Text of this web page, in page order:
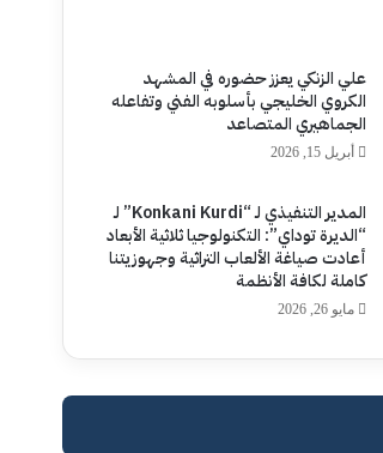
علي الزنكي يعزز حضوره في المشهد
الكروي الخليجي بأسلوبه الفني وتفاعله
الجماهيري المتصاعد
أبريل 15, 2026
المدير التنفيذي لـ “Konkani Kurdi” لـ
“الديرة توداي”: التكنولوجيا ثلاثية الأبعاد
أعادت صياغة الألعاب التراثية وجهوزيتنا
كاملة لكافة الأنظمة
مايو 26, 2026